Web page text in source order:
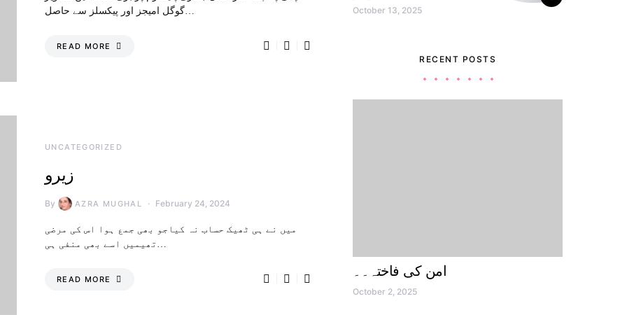
READ MORE
UNCATEGORIZED
زیرو
By AZRA MUGHAL February 24, 2024
میں نے ہی ٹھیک حساب نہ کیاجو بھی جمع ہوا اس کی مرضی
READ MORE
October 13, 2025
RECENT POSTS
امن کی فاختہ۔۔
October 2, 2025